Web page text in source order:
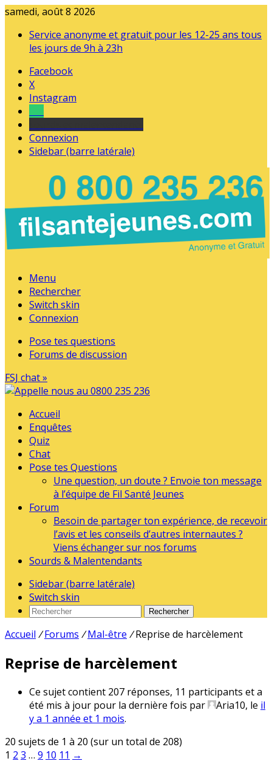
samedi, août 8 2026
Service anonyme et gratuit pour les 12-25 ans tous
les jours de 9h à 23h
Facebook
X
Instagram
Connexion
Sidebar (barre latérale)
Menu
Rechercher
Switch skin
Connexion
Pose tes questions
Forums de discussion
FSJ chat »
Accueil
Enquêtes
Quiz
Chat
Pose tes Questions
Une question, un doute ? Envoie ton message
à l’équipe de Fil Santé Jeunes
Forum
Besoin de partager ton expérience, de recevoir
l’avis et les conseils d’autres internautes ?
Viens échanger sur nos forums
Sourds & Malentendants
Sidebar (barre latérale)
Switch skin
Rechercher
Accueil / Forums / Mal-être / Reprise de harcèlement
Reprise de harcèlement
Ce sujet contient 207 réponses, 11 participants et a
été mis à jour pour la dernière fois par
Aria10, le il
y a 1 année et 1 mois.
20 sujets de 1 à 20 (sur un total de 208)
1 2 3 … 9 10 11 →